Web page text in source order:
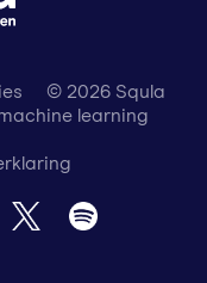
© 2026 Squla
learning